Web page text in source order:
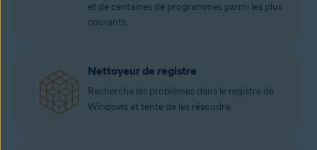
et de centaines de programmes parmi les plus
courants.
Nettoyeur de registre
Recherche les problèmes dans le registre de
Windows et tente de les résoudre.